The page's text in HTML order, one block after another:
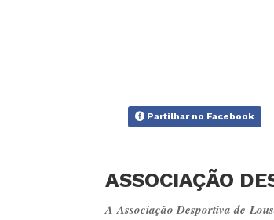
Partilhar no Facebook
ASSOCIAÇÃO
A Associação Desportiva de